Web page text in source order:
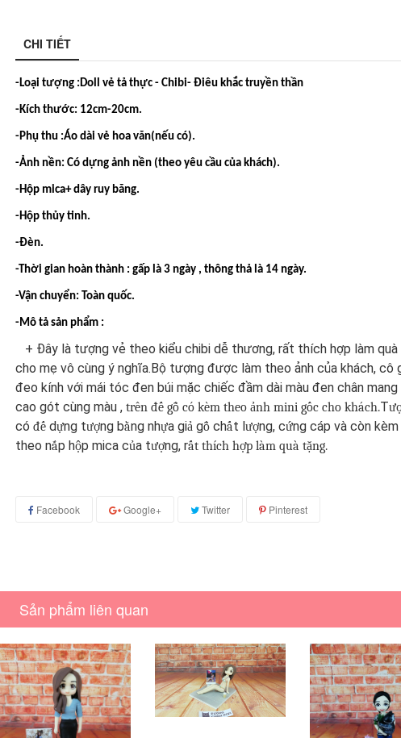
CHI TIẾT
-Loại tượng : Doll vẻ tả thực - Chibi- Điêu khắc truyền thần
-Kích thước: 12cm-20cm.
-Phụ thu :Áo dài vẻ hoa văn(nếu có).
-Ảnh nền: Có dựng ảnh nền (theo yêu cầu của khách).
-Hộp mica+ dây ruy băng.
-Hộp thủy tinh.
-Đèn.
-Thời gian hoàn thành : gấp là 3 ngày , thông thả là 14 ngày.
-Vận chuyển: Toàn quốc.
-Mô tả sản phẩm :
+ Đây là tượng vẻ theo kiểu chibi dễ thương, rất thích hợp làm quà
cho mẹ vô cùng ý nghĩa.Bộ tượng được làm theo ảnh của khách, cô
đeo kính với mái tóc đen búi mặc chiếc đầm dài màu đen chân
cao gót cùng màu , trên đế gỗ có kèm theo ảnh mini gốc cho khách.T
có đế dựng tượng bằng nhựa giả gỗ chất lượng, cứng cáp và còn kèm
theo nắp hộp mica của tượng, rất thích hợp làm quà tặng.
Facebook Google+ Twitter Pinterest
Sản phẩm liên quan